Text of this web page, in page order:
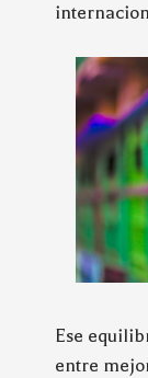
Ese
entre